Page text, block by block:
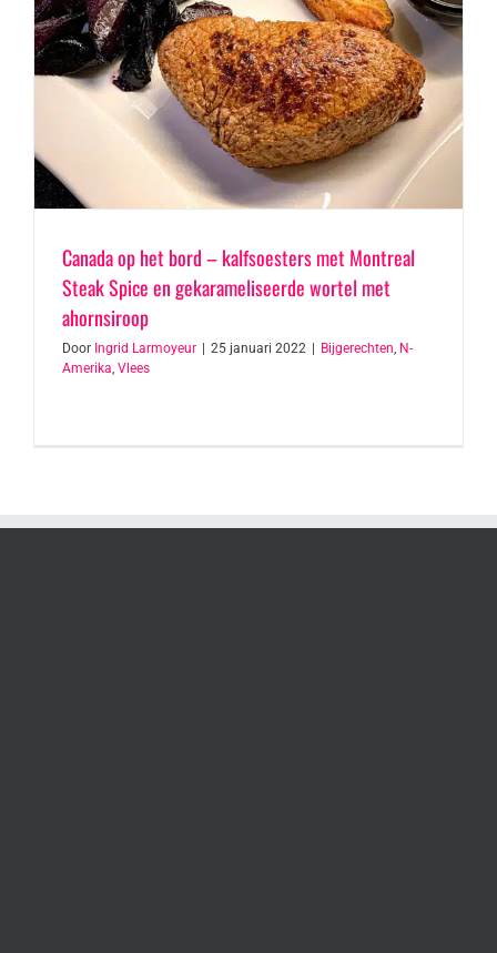
Canada op het bord – kalfsoesters met Montreal
Steak Spice en gekarameliseerde wortel met
ahornsiroop
Door Ingrid Larmoyeur 25 januari 2022 Bijgerechten, N-
Amerika, Vlees